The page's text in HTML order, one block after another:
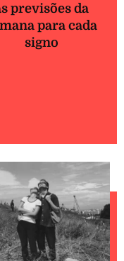
previsões da
para cada
signo